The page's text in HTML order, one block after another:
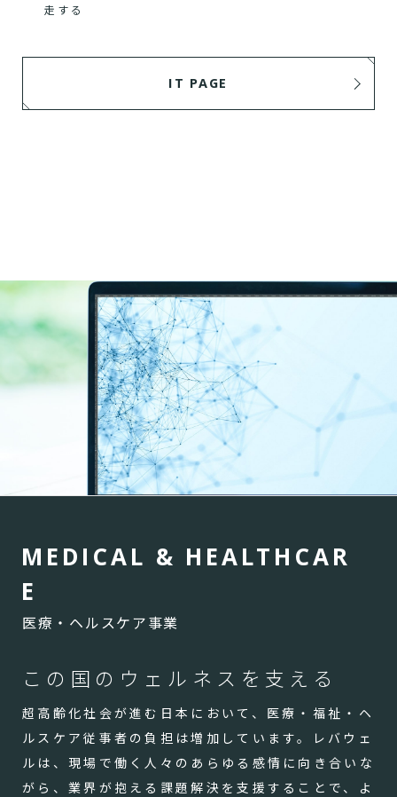
走する
IT PAGE
M EDI CAL & H EALTH CAR
E
医療・ヘルスケア事業
この国のウェルネスを支える
超高齢化社会が進む日本において、医療・福祉・ヘ
ルスケア従事者の負担は増加しています。レバウェ
ルは、現場で働く人々のあらゆる感情に向き合いな
がら、業界が抱える課題解決を支援することで、よ